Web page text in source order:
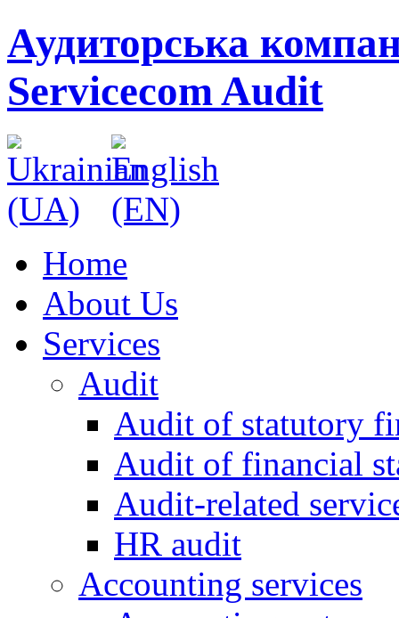
Аудиторська
Servicecom Audit
Home
About Us
Services
Audit
Audit of statutory
Audit of financial
Audit-related
HR audit
Accounting services